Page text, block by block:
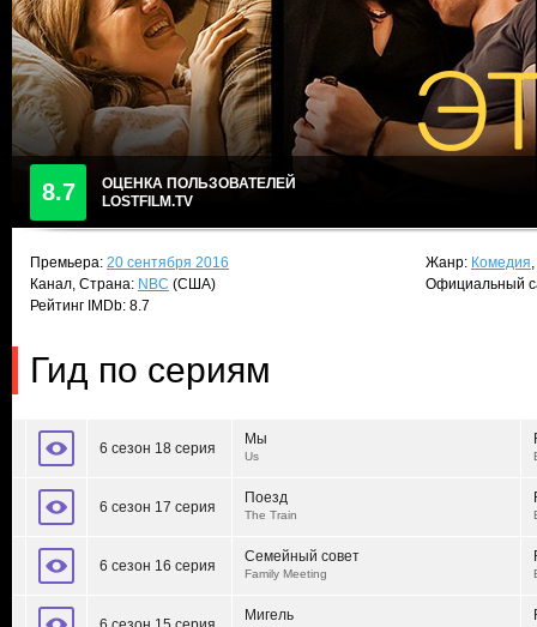
8.7
ОЦЕНКА ПОЛЬЗОВАТЕЛЕЙ
LOSTFILM.TV
Премьера: 20 сентября 2016
Канал, Страна: NBC (США)
Рейтинг IMDb: 8.7
Жанр: Комедия,
Официальный
Гид по сериям
6 сезон 18 серия
Мы
Us
6 сезон 17 серия
Поезд
The Train
6 сезон 16 серия
Семейный совет
Family Meeting
Мигель